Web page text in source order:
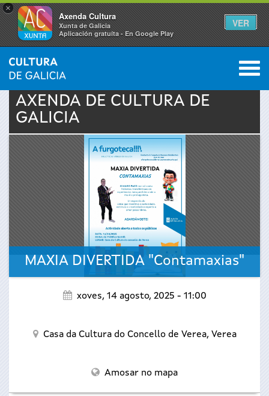
×
Axenda Cultura
Xunta de Galicia
Aplicación gratuíta - En Google Play
VER
Vostede
está
INICIO › ACTUALIDADE 0
AXENDA DE CULTURA DE
GALICIA
MAXIA DIVERTIDA "Contamaxias"
xoves, 14 agosto, 2025 - 11:00
Casa da Cultura do Concello de Verea, Verea
Amosar no mapa